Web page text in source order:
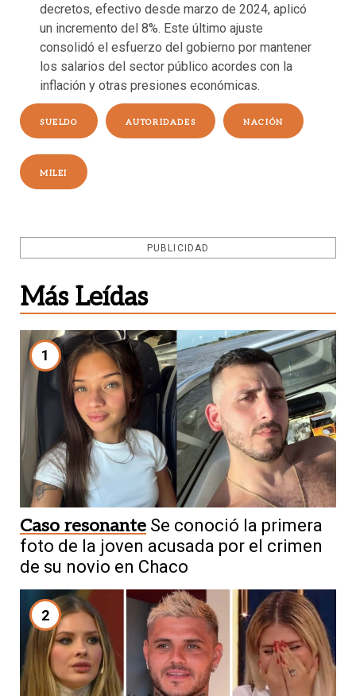
decretos, efectivo desde marzo de 2024, aplicó
un incremento del 8%. Este último ajuste
consolidó el esfuerzo del gobierno por mantener
los salarios del sector público acordes con la
inflación y otras presiones económicas.
SUELDO AUTORIDADES NACIÓN
MILEI
PUBLICIDAD
Más Leídas
1
Caso resonante Se conoció la primera
foto de la joven acusada por el crimen
de su novio en Chaco
2